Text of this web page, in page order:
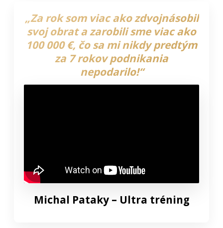
„Za rok som viac ako zdvojnásobil
svoj obrat a zarobili sme viac ako
100 000 €, čo sa mi nikdy predtým
za 7 rokov podnikania
nepodarilo!“
Michal Pataky – Ultra tréning